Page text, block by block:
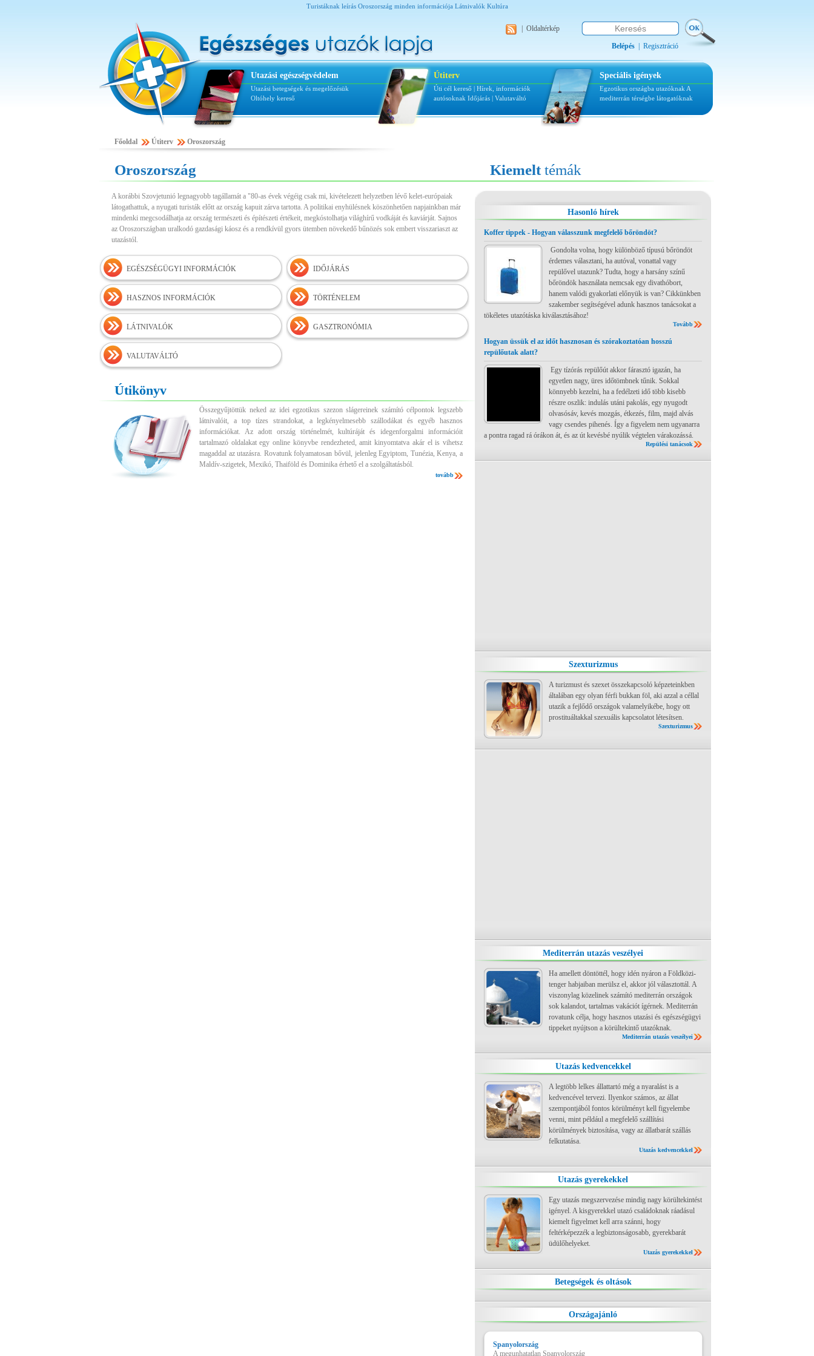
Turistáknak leírás Oroszország minden információja Látnivalók Kultúra
Oldaltérkép
Belépés Regisztráció
Utazási egészségvédelem
Utazási betegségek és megelőzésük
Oltóhely kereső
Útiterv
Úti cél kereső | Hírek, információk
autósoknak Időjárás | Valutaváltó
Speciális igények
Egzotikus országba utazóknak A
mediterrán térségbe látogatóknak
Főoldal Útiterv Oroszország
Oroszország
A korábbi Szovjetunió legnagyobb tagállamát a "80-as évek végéig csak mi, kivételezett helyzetben lévő kelet-európaiak
látogathattuk, a nyugati turisták előtt az ország kapuit zárva tartotta. A politikai enyhülésnek köszönhetően napjainkban már
mindenki megcsodálhatja az ország természeti és építészeti értékeit, megkóstolhatja világhírű vodkáját és kaviárját. Sajnos
az Oroszországban uralkodó gazdasági káosz és a rendkívül gyors ütemben növekedő bűnözés sok embert visszariaszt az
utazástól.
EGÉSZSÉGÜGYI INFORMÁCIÓK IDŐJÁRÁS
HASZNOS INFORMÁCIÓK TÖRTÉNELEM
LÁTNIVALÓK GASZTRONÓMIA
VALUTAVÁLTÓ
Útikönyv
Összegyűjtöttük neked az idei egzotikus szezon slágereinek számító célpontok legszebb
látnivalóit, a top tízes strandokat, a legkényelmesebb szállodákat és egyéb hasznos
információkat. Az adott ország történelmét, kultúráját és idegenforgalmi információit
tartalmazó oldalakat egy online könyvbe rendezheted, amit kinyomtatva akár el is vihetsz
magaddal az utazásra. Rovatunk folyamatosan bővül, jelenleg Egyiptom, Tunézia, Kenya, a
Maldív-szigetek, Mexikó, Thaiföld és Dominika érhető el a szolgáltatásból.
tovább
Kiemelttémák
Hasonló hírek
Koffer tippek - Hogyan válasszunk megfelelő bőröndöt?
Gondolta volna, hogy különböző típusú bőröndöt
érdemes választani, ha autóval, vonattal vagy
repülővel utazunk? Tudta, hogy a harsány színű
bőröndök használata nemcsak egy divathóbort,
hanem valódi gyakorlati előnyük is van? Cikkünkben
szakember segítségével adunk hasznos tanácsokat a
tökéletes utazótáska kiválasztásához!
Tovább
Hogyan üssük el az időt hasznosan és szórakoztatóan hosszú
repülőutak alatt?
Egy tízórás repülőút akkor fárasztó igazán, ha
egyetlen nagy, üres időtömbnek tűnik. Sokkal
könnyebb kezelni, ha a fedélzeti idő több kisebb
részre oszlik: indulás utáni pakolás, egy nyugodt
olvasósáv, kevés mozgás, étkezés, film, majd alvás
vagy csendes pihenés. Így a figyelem nem ugyanarra
a pontra ragad rá órákon át, és az út kevésbé nyúlik végtelen várakozássá.
Repülési tanácsok
Szexturizmus
A turizmust és szexet összekapcsoló képzeteinkben
általában egy olyan férfi bukkan föl, aki azzal a céllal
utazik a fejlődő országok valamelyikébe, hogy ott
prostituáltakkal szexuális kapcsolatot létesítsen.
Szexturizmus
Mediterrán utazás veszélyei
Ha amellett döntöttél, hogy idén nyáron a Földközi-
tenger habjaiban merülsz el, akkor jól választottál. A
viszonylag közelinek számító mediterrán országok
sok kalandot, tartalmas vakációt ígérnek. Mediterrán
rovatunk célja, hogy hasznos utazási és egészségügyi
tippeket nyújtson a körültekintő utazóknak.
Mediterrán utazás veszélyei
Utazás kedvencekkel
A legtöbb lelkes állattartó még a nyaralást is a
kedvencével tervezi. Ilyenkor számos, az állat
szempontjából fontos körülményt kell figyelembe
venni, mint például a megfelelő szállítási
körülmények biztosítása, vagy az állatbarát szállás
felkutatása.
Utazás kedvencekkel
Utazás gyerekekkel
Egy utazás megszervezése mindig nagy körültekintést
igényel. A kisgyerekkel utazó családoknak ráadásul
kiemelt figyelmet kell arra szánni, hogy
feltérképezzék a legbiztonságosabb, gyerekbarát
üdülőhelyeket.
Utazás gyerekekkel
Betegségek és oltások
Országajánló
Spanyolország
A megunhatatlan Spanyolország